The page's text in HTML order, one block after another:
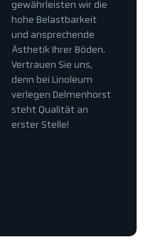
gewährleisten wir die
hohe Belastbarkeit
und ansprechende
Ästhetik Ihrer Böden.
Vertrauen Sie uns,
denn bei Linoleum
verlegen Delmenhorst
steht Qualität an
erster Stelle!